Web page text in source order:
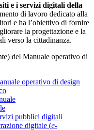
e i servizi digitali della
di lavoro dedicato alla
e ha l’obiettivo di fornire
la progettazione e la
verso la cittadinanza.
del Manuale operativo di
operativo di design
pubblici digitali
digitale (e-